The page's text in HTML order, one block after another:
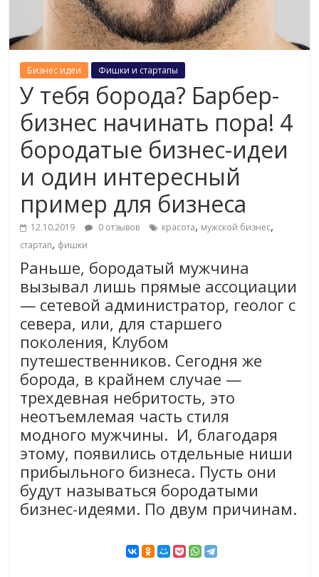
Бизнес идеи Фишки и стартапы
У тебя борода? Барбер-
бизнес начинать пора! 4
бородатые бизнес-идеи
и один интересный
пример для бизнеса
12.10.2019 0 отзывов красота, мужской бизнес,
стартап, фишки
Раньше, бородатый мужчина
вызывал лишь прямые ассоциации
— сетевой администратор, геолог с
севера, или, для старшего
поколения, Клубом
путешественников. Сегодня же
борода, в крайнем случае —
трехдевная небритость, это
неотъемлемая часть стиля
модного мужчины. И, благодаря
этому, появились отдельные ниши
прибыльного бизнеса. Пусть они
будут называться бородатыми
бизнес-идеями. По двум причинам.